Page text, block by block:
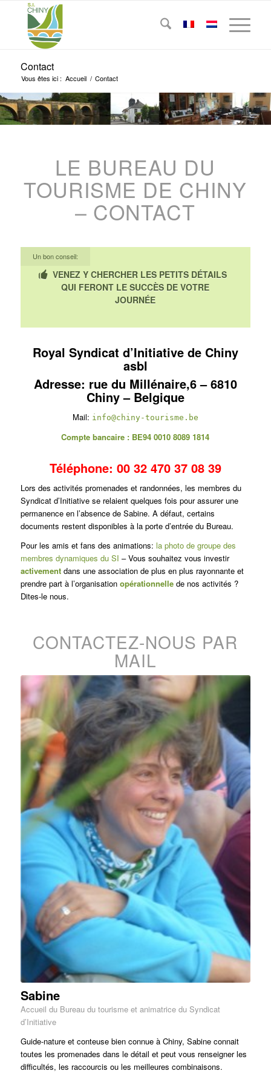
Contact
Vous êtes ici : Accueil / Contact
LE BUREAU DU
TOURISME DE CHINY
– CONTACT
Un bon conseil:
VENEZ Y CHERCHER LES PETITS DÉTAILS
QUI FERONT LE SUCCÈS DE VOTRE
JOURNÉE
Royal Syndicat d’Initiative de Chiny
asbl
Adresse: rue du Millénaire,6 – 6810
Chiny – Belgique
Mail: info@chiny-tourisme.be
Compte bancaire : BE94 0010 8089 1814
Téléphone: 00 32 470 37 08 39
Lors des activités promenades et randonnées, les membres du
Syndicat d’Initiative se relaient quelques fois pour assurer une
permanence en l’absence de Sabine. A défaut, certains
documents restent disponibles à la porte d’entrée du Bureau.
Pour les amis et fans des animations: la photo de groupe des
membres dynamiques du SI – Vous souhaitez vous investir
activementdans une association de plus en plus rayonnante et
prendre part à l’organisation opérationnellede nos activités ?
Dites-le nous.
CONTACTEZ-NOUS PAR
MAIL
Sabine
Accueil du Bureau du tourisme et animatrice du Syndicat
d’Initiative
Guide-nature et conteuse bien connue à Chiny, Sabine connait
toutes les promenades dans le détail et peut vous renseigner les
difficultés, les raccourcis ou les meilleures combinaisons.